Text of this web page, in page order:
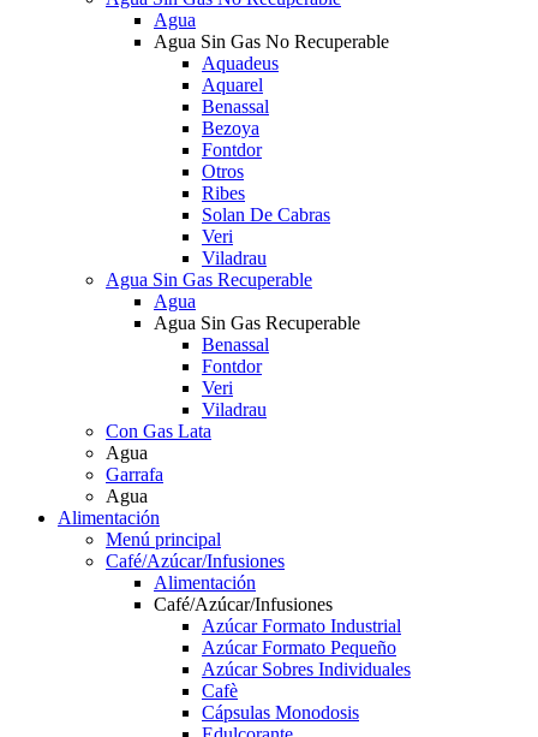
Agua
Agua Sin Gas No Recuperable
Aquadeus
Aquarel
Benassal
Bezoya
Fontdor
Otros
Ribes
Solan De Cabras
Veri
Viladrau
Agua Sin Gas Recuperable
Agua
Agua Sin Gas Recuperable
Benassal
Fontdor
Veri
Viladrau
Con Gas Lata
Agua
Garrafa
Agua
Alimentación
Menú principal
Café/Azúcar/Infusiones
Alimentación
Café/Azúcar/Infusiones
Azúcar Formato Industrial
Azúcar Formato Pequeño
Azúcar Sobres Individuales
Cafè
Cápsulas Monodosis